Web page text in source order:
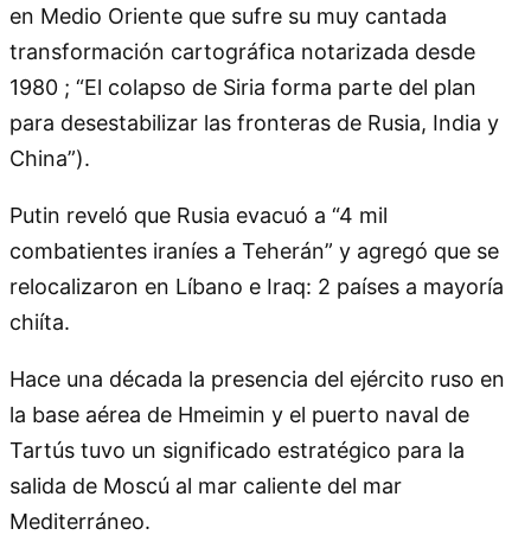
en Medio Oriente que sufre su muy cantada
transformación cartográfica notarizada desde
1980 ;
El colapso de Siria forma parte del plan
para desestabilizar las fronteras de Rusia, India y
China ).
Putin reveló que Rusia evacuó a 4 mil
combatientes iraníes a Teherán
y agregó que se
relocalizaron en Líbano e Iraq: 2 países a mayoría
chiíta.
Hace una década la presencia del ejército ruso en
la base aérea de Hmeimin y el puerto naval de
Tartús tuvo un significado estratégico para la
salida de Moscú al mar caliente del mar
Mediterráneo.